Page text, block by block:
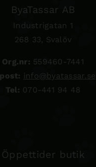
ByaTassar AB
Industrigatan 1
268 33, Svalöv
Org.nr: 559460-7441
info@byatassar.se
Tel: 070-441 94 48
Öppettider butik